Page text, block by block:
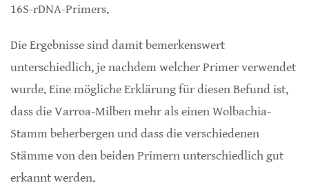
16S-rDNA-Primers.
Die Ergebnisse sind damit bemerkenswert
unterschiedlich, je nachdem welcher Primer verwendet
wurde. Eine mögliche Erklärung für diesen Befund ist,
dass die Varroa-Milben mehr als einen Wolbachia-
Stamm beherbergen und dass die verschiedenen
Stämme von den beiden Primern unterschiedlich gut
erkannt werden.